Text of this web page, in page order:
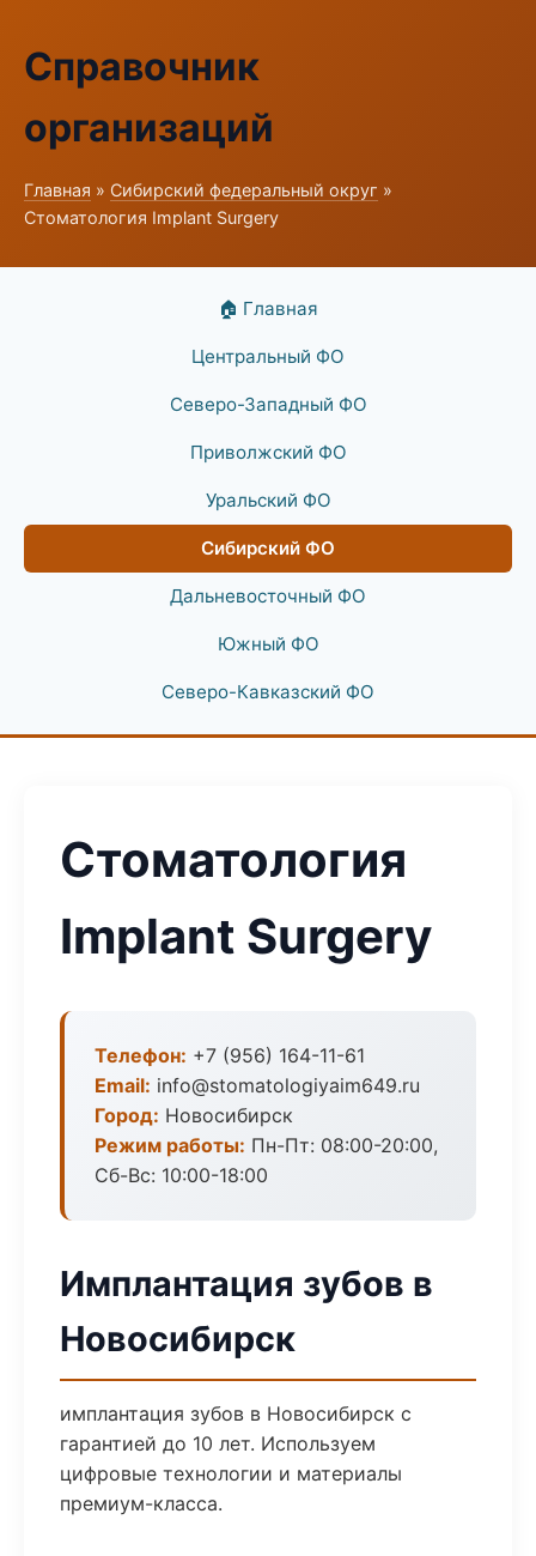
Справочник
организаций
Главная » Сибирский федеральный округ »
Стоматология Implant Surgery
🏠 Главная
Центральный ФО
Северо-Западный ФО
Приволжский ФО
Уральский ФО
Сибирский ФО
Дальневосточный ФО
Южный ФО
Северо-Кавказский ФО
Стоматология
Implant Surgery
Телефон: +7 (956) 164-11-61
Email: info@stomatologiyaim649.ru
Город: Новосибирск
Режим работы: Пн-Пт: 08:00-20:00,
Сб-Вс: 10:00-18:00
Имплантация зубов в
Новосибирск
имплантация зубов в Новосибирск с
гарантией до 10 лет. Используем
цифровые технологии и материалы
премиум-класса.